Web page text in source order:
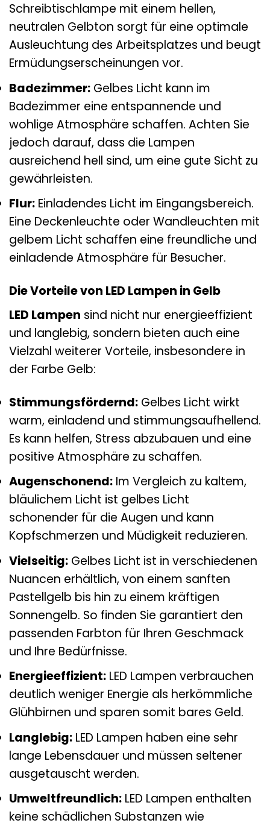
Schreibtischlampe mit einem hellen,
neutralen Gelbton sorgt für eine optimale
Ausleuchtung des Arbeitsplatzes und beugt
Ermüdungserscheinungen vor.
Badezimmer: Gelbes Licht kann im
Badezimmer eine entspannende und
wohlige Atmosphäre schaffen. Achten Sie
jedoch darauf, dass die Lampen
ausreichend hell sind, um eine gute Sicht zu
gewährleisten.
Flur: Einladendes Licht im Eingangsbereich.
Eine Deckenleuchte oder Wandleuchten mit
gelbem Licht schaffen eine freundliche und
einladende Atmosphäre für Besucher.
Die Vorteile von LED Lampen in Gelb
LED Lampen sind nicht nur energieeffizient
und langlebig, sondern bieten auch eine
Vielzahl weiterer Vorteile, insbesondere in
der Farbe Gelb:
Stimmungsfördernd: Gelbes Licht wirkt
warm, einladend und stimmungsaufhellend.
Es kann helfen, Stress abzubauen und eine
positive Atmosphäre zu schaffen.
Augenschonend: Im Vergleich zu kaltem,
bläulichem Licht ist gelbes Licht
schonender für die Augen und kann
Kopfschmerzen und Müdigkeit reduzieren.
Vielseitig: Gelbes Licht ist in verschiedenen
Nuancen erhältlich, von einem sanften
Pastellgelb bis hin zu einem kräftigen
Sonnengelb. So finden Sie garantiert den
passenden Farbton für Ihren Geschmack
und Ihre Bedürfnisse.
Energieeffizient: LED Lampen verbrauchen
deutlich weniger Energie als herkömmliche
Glühbirnen und sparen somit bares Geld.
Langlebig: LED Lampen haben eine sehr
lange Lebensdauer und müssen seltener
ausgetauscht werden.
Umweltfreundlich: LED Lampen enthalten
keine schädlichen Substanzen wie